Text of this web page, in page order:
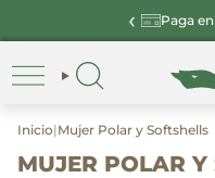
contenido
‹
Inicio|Mujer Polar y Softshells
MUJER POLAR Y